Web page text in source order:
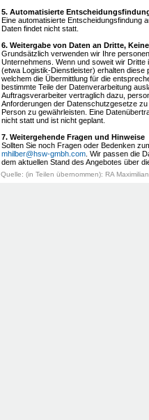
5. Automatisierte
Eine automatisierte Entscheidungsfindung
Daten findet nicht statt.
6. Weitergabe von Daten an Dritte,
Grundsätzlich verwenden wir Ihre
Unternehmens. Wenn und soweit wir
(etwa Logistik-Dienstleister) erhalten diese
welchem die Übermittlung für die
bestimmte Teile der Datenverarbeitung
Auftragsverarbeiter vertraglich dazu,
Anforderungen der Datenschutzgesetze
Person zu gewährleisten. Eine
nicht statt und ist nicht geplant.
7. Weitergehende Fragen und Hinweise
Sollten Sie noch Fragen oder Bedenken
mhilber@hsw-gmbh.com . Wir passen die
dem aktuellen Stand des Angebotes über
Quelle: (in Teilen übernommen): RA